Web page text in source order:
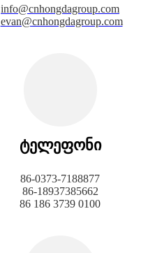
info@cnhongdagroup.com
evan@cnhongdagroup.com
ტელეფონი
86-0373-7188877
86-18937385662
86 186 3739 0100